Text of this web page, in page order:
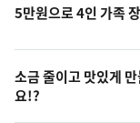
5만원으로 4인 가족
소금 줄이고 맛있게
요!?